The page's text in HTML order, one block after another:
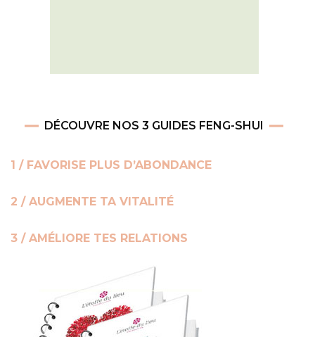
DÉCOUVRE NOS 3 GUIDES FENG-SHUI
1 / FAVORISE PLUS D’ABONDANCE
2 / AUGMENTE TA VITALITÉ
3 / AMÉLIORE TES RELATIONS